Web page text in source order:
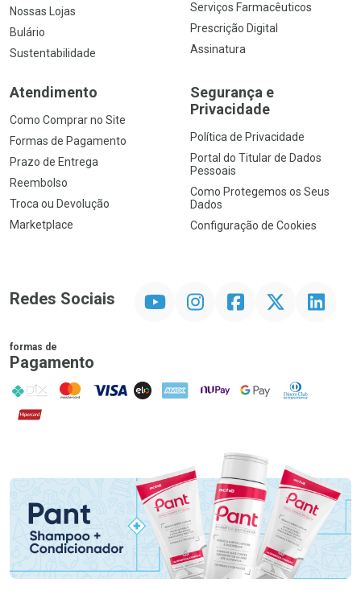
Nossas Lojas
Bulário
Sustentabilidade
Serviços Farmacêuticos
Prescrição Digital
Assinatura
Atendimento
Como Comprar no Site
Formas de Pagamento
Prazo de Entrega
Reembolso
Troca ou Devolução
Marketplace
Segurança e
Privacidade
Política de Privacidade
Portal do Titular de Dados
Pessoais
Como Protegemos os Seus
Dados
Configuração de Cookies
Redes Sociais InstagramFacebookTwitter Linkedin
formas de
Pagamento
PIX MasterCard
VISA ELO AMEX NuPay Google PayDiners Club
Hipercard
Promoção em Destaque